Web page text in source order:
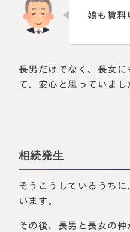
娘も賃料
長男だけでなく、長女
て、安心と思っていまし
相続発生
そうこうしているうち
います。
その後、長男と長女の